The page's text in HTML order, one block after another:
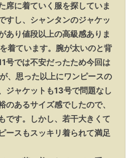
席に着ていく服を探していま
すし、シャンタンのジャケッ
あり値段以上の高級感ありま
着ています。腕が太いのと背
号では不安だったため今回は
、思った以上にワンピースの
ジャケットも13号で問題なし
のあるサイズ感でしたので、
です。しかし、若干大きくて
ースもスッキリ着られて満足